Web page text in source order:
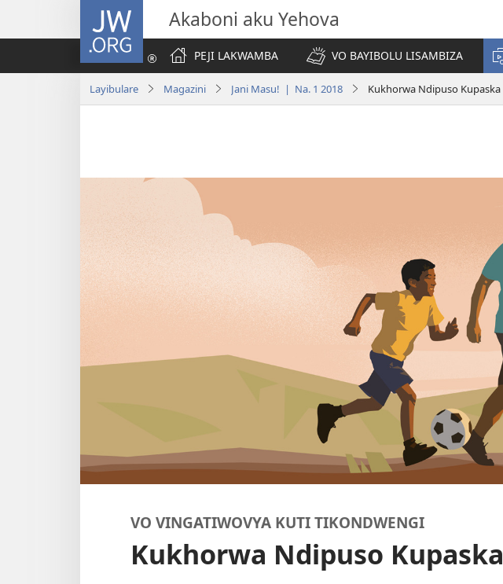
JW.ORG Akaboni aku Yehova
PEJI LAKWAMBA
VO BAYIBOLU LISAMBIZA
Layibulare Magazini Jani Masu! | Na. 1 2018 Kukhorwa Ndipuso Kupaska
VO VINGATIWOVYA KUTI TIKONDWENGI
Kukhorwa Ndipuso Kupaska